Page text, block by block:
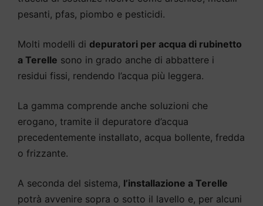
pesanti, pfas, piombo e pesticidi.
Molti modelli di depuratori per acqua di rubinetto
a Terelle sono in grado anche di abbattere i
residui fissi, rendendo l’acqua più leggera.
La gamma comprende anche soluzioni che
erogano, tramite il depuratore d’acqua
precedentemente installato, acqua bollente, fredda
o frizzante.
A seconda del sistema, l’installazione a Terelle
potrà avvenire sopra o sotto il lavello e, per alcuni